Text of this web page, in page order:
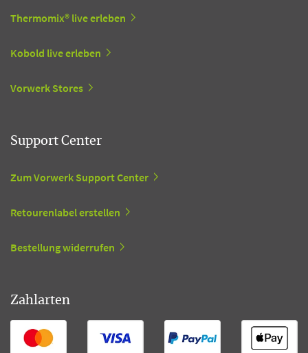
Thermomix® live erleben
Kobold live erleben
Vorwerk Stores
Support Center
Zum Vorwerk Support Center
Retourenlabel erstellen
Bestellung widerrufen
Zahlarten